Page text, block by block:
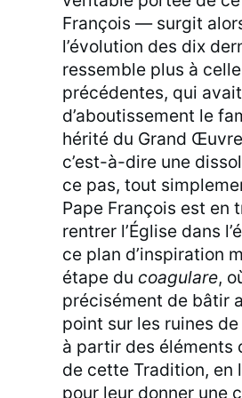
François — surgit
l’évolution des dix
ressemble plus à
précédentes, qui
d’aboutissement le
hérité du Grand
c’est-à-dire une
ce pas, tout
Pape François est en
rentrer l’Église dans
ce plan d’inspiration
étape du coagulare,
précisément de bâtir
point sur les ruines
à partir des éléments
de cette Tradition, en
pour leur donner une